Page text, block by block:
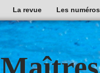
La revue Les numéros